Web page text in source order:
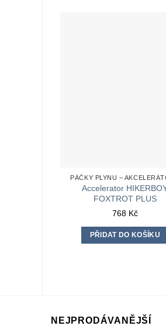
PÁČKY PLYNU –
Accelerator
FOXTROT PLUS
768 Kč
PŘIDAT DO KOŠÍKU
NEJPRODÁVANĚJŠÍ